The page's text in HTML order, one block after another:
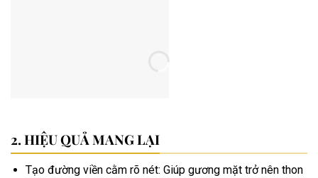
HIỆU QUẢ MANG LẠI
Tạo đường viền cằm rõ nét: Giúp gương mặt trở nên thon